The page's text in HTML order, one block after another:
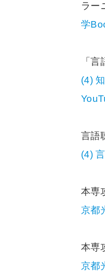
ラー
学
「
(4)
言語
(4)
本専
京都
本専
京都